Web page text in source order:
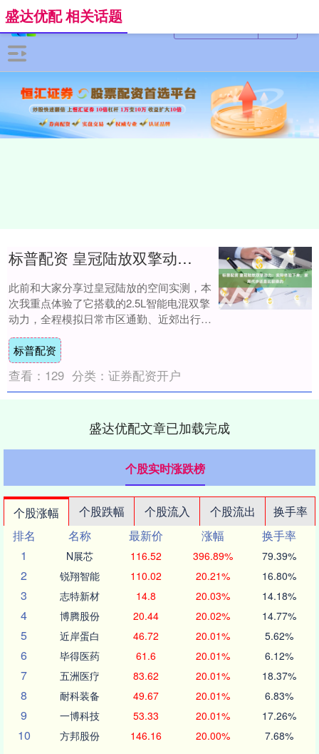
盛达优配 相关话题
标普配资 皇冠陆放双擎动力：实际体验下来，家用代步还是比较稳的
此前和大家分享过皇冠陆放的空间实测，本
次我重点体验了它搭载的2.5L智能电混双擎
动力，全程模拟日常市区通勤、近郊出行的
真实路况，不做极限性能测试，仅从家用代
步角....
标普配资
查看： 129 分类： 证券配资开户
盛达优配文章已加载完成
个股实时涨跌榜
个股涨幅 个股跌幅 个股流入 个股流出
换手率
排名
名称 最新价 涨幅
换手率
1
N展芯 116.52 396.89% 79.39%
2 锐翔智能 110.02 20.21% 16.80%
3 志特新材 14.8 20.03% 14.18%
4 博腾股份 20.44 20.02% 14.77%
5 近岸蛋白 46.72 20.01% 5.62%
6 毕得医药 61.6 20.01% 6.12%
7 五洲医疗 83.62 20.01% 18.37%
8 耐科装备 49.67 20.01% 6.83%
9 一博科技 53.33 20.01% 17.26%
10 方邦股份 146.16 20.00% 7.68%